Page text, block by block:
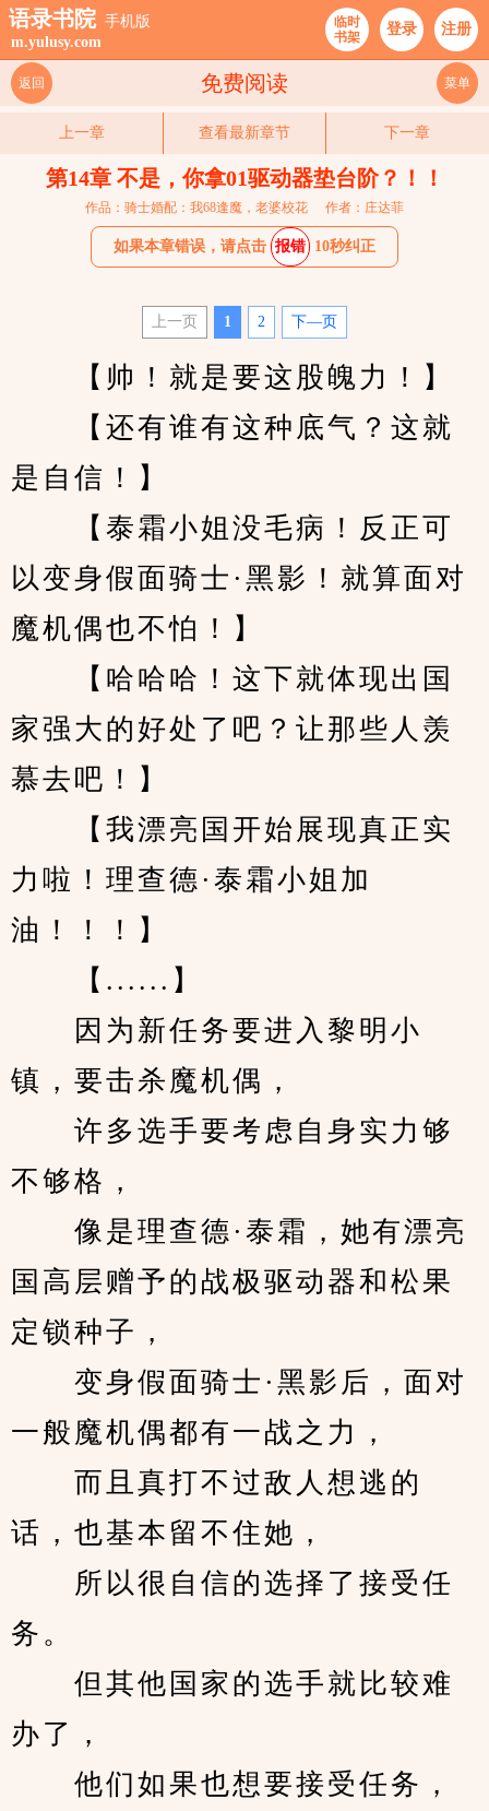
语录书院 手机版
m.yulusy.com
临时
书架
登录 注册
免费阅读
返回 菜单
上一章 查看最新章节 下一章
第14章 不是，你拿01驱动器垫台阶？！！
作品：骑士婚配：我68逢魔，老婆校花 作者：庄达菲
如果本章错误，请点击 报错 10秒纠正
上一页 1 2 下—页
【帅！就是要这股魄力！】
【还有谁有这种底气？这就
是自信！】
【泰霜小姐没毛病！反正可
以变身假面骑士·黑影！就算面对
魔机偶也不怕！】
【哈哈哈！这下就体现出国
家强大的好处了吧？让那些人羡
慕去吧！】
【我漂亮国开始展现真正实
力啦！理查德·泰霜小姐加
油！！！】
【......】
因为新任务要进入黎明小
镇，要击杀魔机偶，
许多选手要考虑自身实力够
不够格，
像是理查德·泰霜，她有漂亮
国高层赠予的战极驱动器和松果
定锁种子，
变身假面骑士·黑影后，面对
一般魔机偶都有一战之力，
而且真打不过敌人想逃的
话，也基本留不住她，
所以很自信的选择了接受任
务。
但其他国家的选手就比较难
办了，
他们如果也想要接受任务，